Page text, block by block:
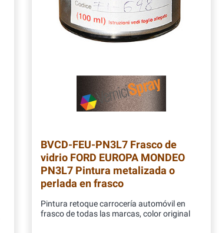
BVCD-FEU-PN3L7 Frasco de
vidrio FORD EUROPA MONDEO
PN3L7 Pintura metalizada o
perlada en frasco
Pintura retoque carrocería automóvil en
frasco de todas las marcas, color original